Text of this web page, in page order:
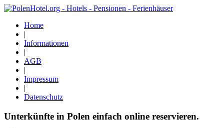
Home
|
Informationen
|
AGB
|
Impressum
|
Datenschutz
Unterkünfte in Polen einfach online reservieren.